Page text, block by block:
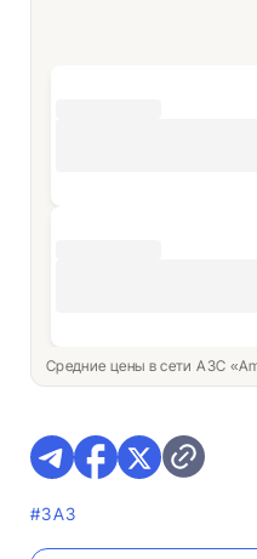
Средние цены в сети АЗС
#ЗАЗ